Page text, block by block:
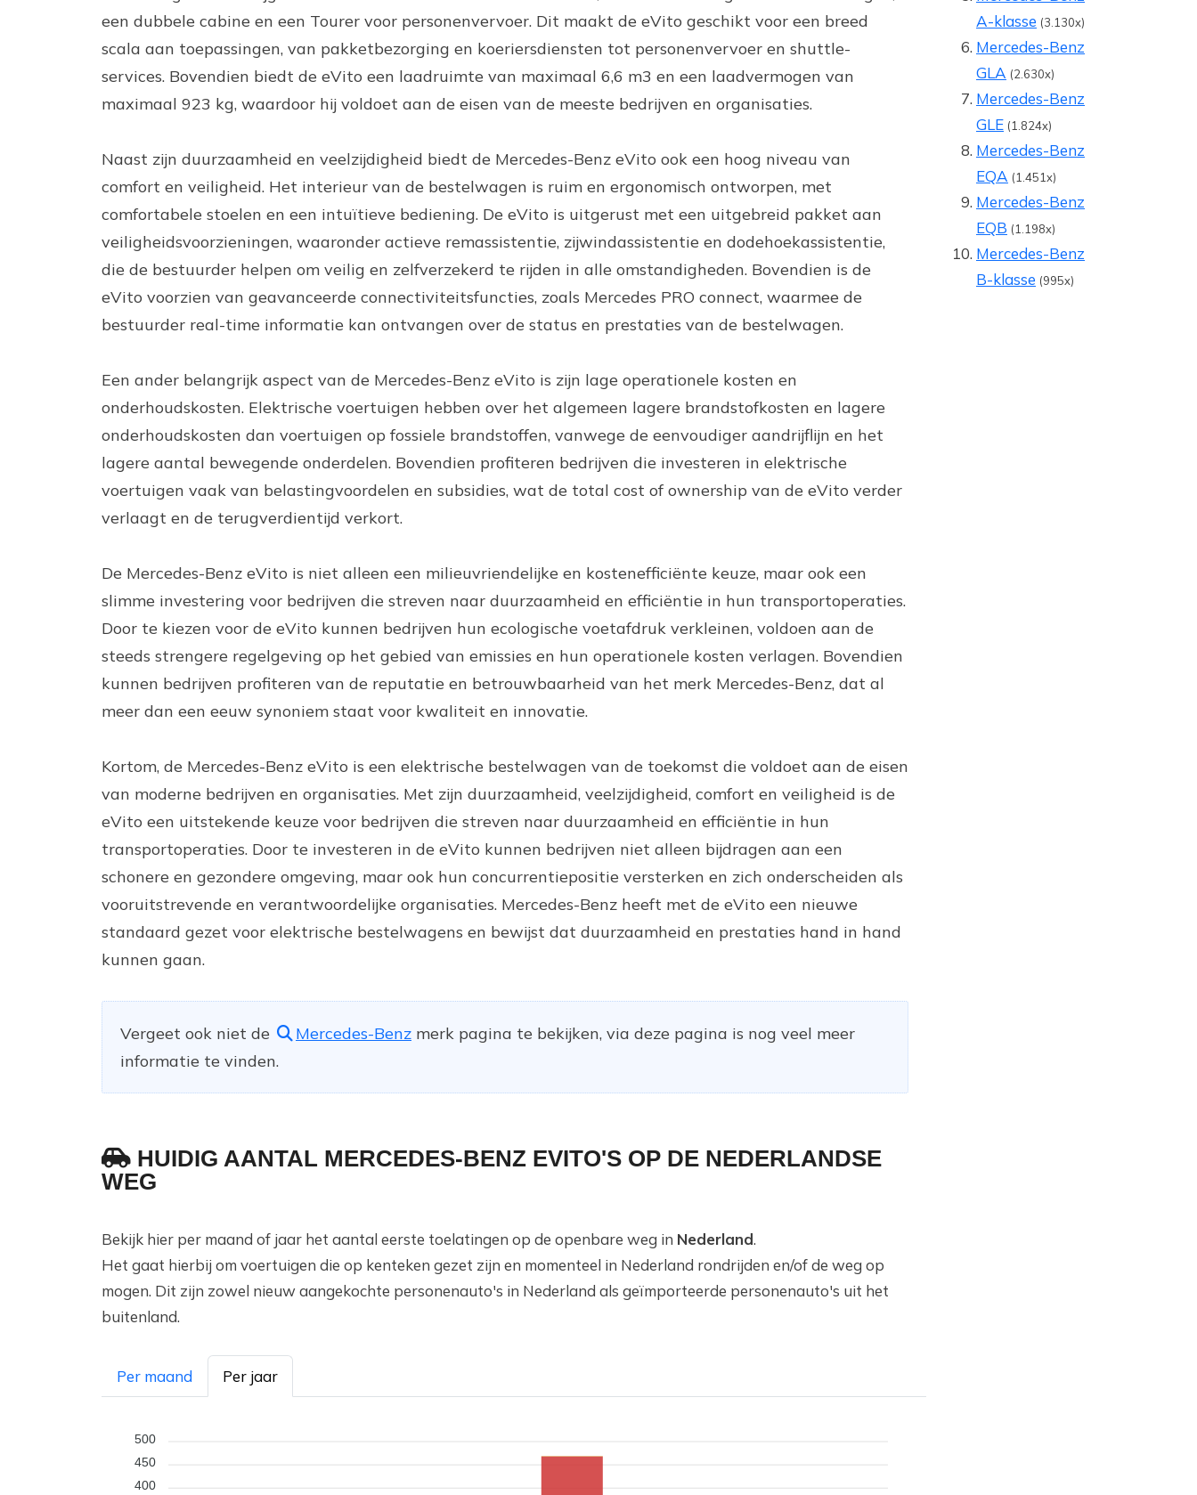
een dubbele cabine en een Tourer voor personenvervoer. Dit maakt de eVito geschikt voor een breed
scala aan toepassingen, van pakketbezorging en koeriersdiensten tot personenvervoer en shuttle-
services. Bovendien biedt de eVito een laadruimte van maximaal 6,6 m3 en een laadvermogen van
maximaal 923 kg, waardoor hij voldoet aan de eisen van de meeste bedrijven en organisaties.
Naast zijn duurzaamheid en veelzijdigheid biedt de Mercedes-Benz eVito ook een hoog niveau van
comfort en veiligheid. Het interieur van de bestelwagen is ruim en ergonomisch ontworpen, met
comfortabele stoelen en een intuïtieve bediening. De eVito is uitgerust met een uitgebreid pakket aan
veiligheidsvoorzieningen, waaronder actieve remassistentie, zijwindassistentie en dodehoekassistentie,
die de bestuurder helpen om veilig en zelfverzekerd te rijden in alle omstandigheden. Bovendien is de
eVito voorzien van geavanceerde connectiviteitsfuncties, zoals Mercedes PRO connect, waarmee de
bestuurder real-time informatie kan ontvangen over de status en prestaties van de bestelwagen.
Een ander belangrijk aspect van de Mercedes-Benz eVito is zijn lage operationele kosten en
onderhoudskosten. Elektrische voertuigen hebben over het algemeen lagere brandstofkosten en lagere
onderhoudskosten dan voertuigen op fossiele brandstoffen, vanwege de eenvoudiger aandrijflijn en het
lagere aantal bewegende onderdelen. Bovendien profiteren bedrijven die investeren in elektrische
voertuigen vaak van belastingvoordelen en subsidies, wat de total cost of ownership van de eVito verder
verlaagt en de terugverdientijd verkort.
De Mercedes-Benz eVito is niet alleen een milieuvriendelijke en kostenefficiënte keuze, maar ook een
slimme investering voor bedrijven die streven naar duurzaamheid en efficiëntie in hun transportoperaties.
Door te kiezen voor de eVito kunnen bedrijven hun ecologische voetafdruk verkleinen, voldoen aan de
steeds strengere regelgeving op het gebied van emissies en hun operationele kosten verlagen. Bovendien
kunnen bedrijven profiteren van de reputatie en betrouwbaarheid van het merk Mercedes-Benz, dat al
meer dan een eeuw synoniem staat voor kwaliteit en innovatie.
Kortom, de Mercedes-Benz eVito is een elektrische bestelwagen van de toekomst die voldoet aan de eisen
van moderne bedrijven en organisaties. Met zijn duurzaamheid, veelzijdigheid, comfort en veiligheid is de
eVito een uitstekende keuze voor bedrijven die streven naar duurzaamheid en efficiëntie in hun
transportoperaties. Door te investeren in de eVito kunnen bedrijven niet alleen bijdragen aan een
schonere en gezondere omgeving, maar ook hun concurrentiepositie versterken en zich onderscheiden als
vooruitstrevende en verantwoordelijke organisaties. Mercedes-Benz heeft met de eVito een nieuwe
standaard gezet voor elektrische bestelwagens en bewijst dat duurzaamheid en prestaties hand in hand
kunnen gaan.
Vergeet ook niet de Mercedes-Benz merk pagina te bekijken, via deze pagina is nog veel meer
informatie te vinden.
HUIDIG AANTAL MERCEDES-BENZ EVITO'S OP DE NEDERLANDSE
WEG
Bekijk hier per maand of jaar het aantal eerste toelatingen op de openbare weg in Nederland.
Het gaat hierbij om voertuigen die op kenteken gezet zijn en momenteel in Nederland rondrijden en/of de weg op
mogen. Dit zijn zowel nieuw aangekochte personenauto's in Nederland als geïmporteerde personenauto's uit het
buitenland.
Per maand Per jaar
500
450
400
A-klasse (3.130x)
Mercedes-Benz
GLA (2.630x)
Mercedes-Benz
GLE (1.824x)
Mercedes-Benz
EQA (1.451x)
Mercedes-Benz
EQB (1.198x)
Mercedes-Benz
B-klasse (995x)